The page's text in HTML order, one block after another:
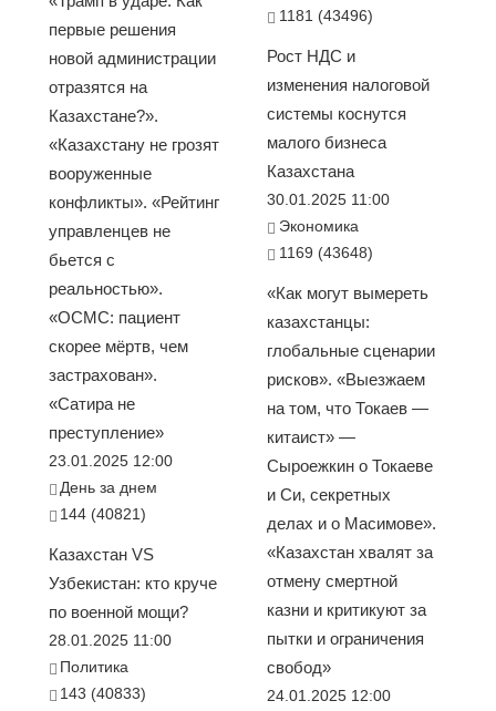
первые решения
новой администрации
отразятся на
Казахстане?».
«Казахстану не грозят
вооруженные
конфликты». «Рейтинг
управленцев не
бьется с
реальностью».
«ОСМС: пациент
скорее мёртв, чем
застрахован».
«Сатира не
преступление»
23.01.2025 12:00
День за днем
144 (40821)
Казахстан VS
Узбекистан: кто круче
по военной мощи?
28.01.2025 11:00
Политика
143 (40833)
1181 (43496)
Рост НДС и
изменения налоговой
системы коснутся
малого бизнеса
Казахстана
30.01.2025 11:00
Экономика
1169 (43648)
«Как могут вымереть
казахстанцы:
глобальные сценарии
рисков». «Выезжаем
на том, что Токаев —
китаист» —
Сыроежкин о Токаеве
и Си, секретных
делах и о Масимове».
«Казахстан хвалят за
отмену смертной
казни и критикуют за
пытки и ограничения
свобод»
24.01.2025 12:00